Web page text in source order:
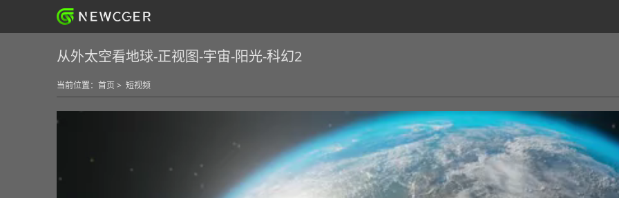
从外太空看地球-正视图-宇宙-阳光-科幻2
当前位置： 首页 > 短视频